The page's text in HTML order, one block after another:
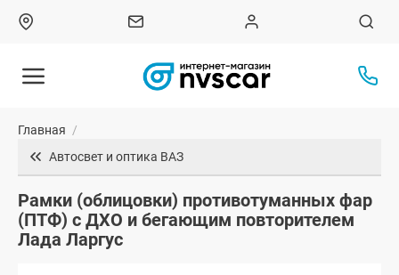
Главная /
Автосвет и оптика ВАЗ
Рамки (облицовки) противотуманных фар
(ПТФ) с ДХО и бегающим повторителем
Лада Ларгус